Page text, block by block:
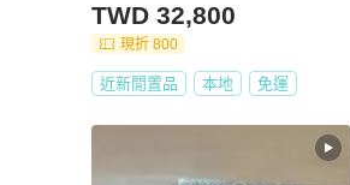
TWD 32,800
現折 800
近新閒置品 本地 免運